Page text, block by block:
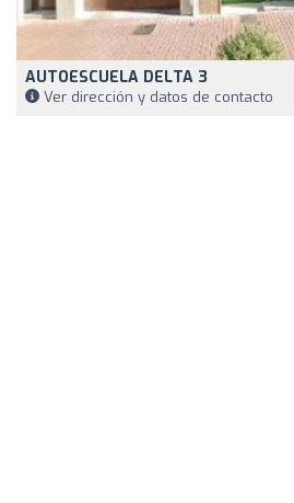
AUTOESCUELA DELTA 3
Ver dirección y datos de contacto